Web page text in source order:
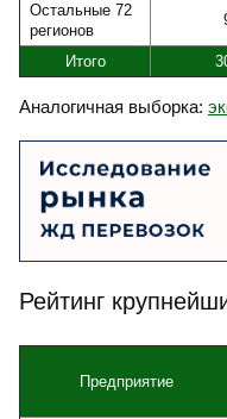
Остальные 72
регионов
Итого
Аналогичная выборка:
Рейтинг
Предприятие